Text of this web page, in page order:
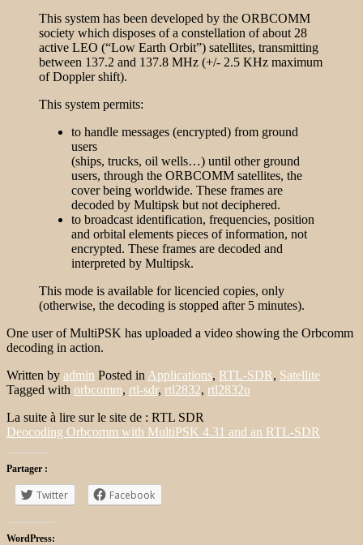
This system has been developed by the ORBCOMM
society which disposes of a constellation of about 28
active LEO (“Low Earth Orbit”) satellites, transmitting
between 137.2 and 137.8 MHz (+/- 2.5 KHz maximum
of Doppler shift).
This system permits:
to handle messages (encrypted) from ground
users
(ships, trucks, oil wells…) until other ground
users, through the ORBCOMM satellites, the
cover being worldwide. These frames are
decoded by Multipsk but not deciphered.
to broadcast identification, frequencies, position
and orbital elements pieces of information, not
encrypted. These frames are decoded and
interpreted by Multipsk.
This mode is available for licencied copies, only
(otherwise, the decoding is stopped after 5 minutes).
One user of MultiPSK has uploaded a video showing the Orbcomm
decoding in action.
Written by admin Posted in Applications, RTL-SDR, Satellite
Tagged with orbcomm, rtl-sdr, rtl2832, rtl2832u
La suite à lire sur le site de : RTL SDR
Deocoding Orbcomm with MultiPSK 4.31 and an RTL-SDR
Partager :
Twitter Facebook
WordPress: